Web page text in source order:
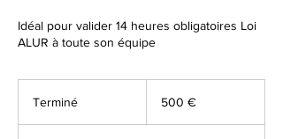
Idéal pour valider 14 heures obligatoires Loi
ALUR à toute son équipe
Terminé 500 €